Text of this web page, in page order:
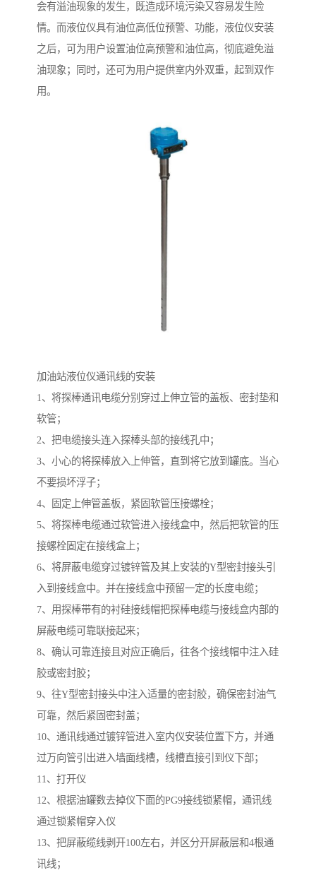
会有溢油现象的发生，既造成环境污染又容易发生险
情。而液位仪具有油位高低位预警、功能，液位仪安装
之后，可为用户设置油位高预警和油位高，彻底避免溢
油现象；同时，还可为用户提供室内外双重，起到双作
用。
加油站液位仪通讯线的安装
1、将探棒通讯电缆分别穿过上伸立管的盖板、密封垫和
软管；
2、把电缆接头连入探棒头部的接线孔中；
3、小心的将探棒放入上伸管，直到将它放到罐底。当心
不要损坏浮子；
4、固定上伸管盖板，紧固软管压接螺栓；
5、将探棒电缆通过软管进入接线盒中，然后把软管的压
接螺栓固定在接线盒上；
6、将屏蔽电缆穿过镀锌管及其上安装的Y型密封接头引
入到接线盒中。并在接线盒中预留一定的长度电缆；
7、用探棒带有的衬硅接线帽把探棒电缆与接线盒内部的
屏蔽电缆可靠联接起来；
8、确认可靠连接且对应正确后，往各个接线帽中注入硅
胶或密封胶；
9、往Y型密封接头中注入适量的密封胶，确保密封油气
可靠，然后紧固密封盖；
10、通讯线通过镀锌管进入室内仪安装位置下方，并通
过万向管引出进入墙面线槽，线槽直接引到仪下部；
11、打开仪
12、根据油罐数去掉仪下面的PG9接线锁紧帽，通讯线
通过锁紧帽穿入仪
13、把屏蔽缆线剥开100左右，并区分开屏蔽层和4根通
讯线；